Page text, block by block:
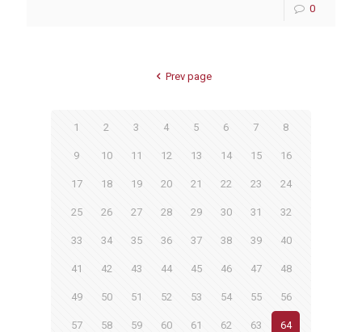
0
Prev page
1 2 3 4 5 6 7 8
9 10 11 12 13 14 15 16
17 18 19 20 21 22 23 24
25 26 27 28 29 30 31 32
33 34 35 36 37 38 39 40
41 42 43 44 45 46 47 48
49 50 51 52 53 54 55 56
57 58 59 60 61 62 63 64